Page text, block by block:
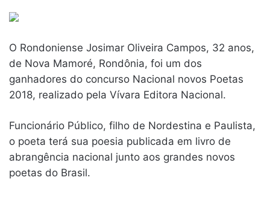
O Rondoniense Josimar Oliveira Campos, 32 anos,
de Nova Mamoré, Rondônia, foi um dos
ganhadores do concurso Nacional novos Poetas
2018, realizado pela Vívara Editora Nacional.
Funcionário Público, filho de Nordestina e Paulista,
o poeta terá sua poesia publicada em livro de
abrangência nacional junto aos grandes novos
poetas do Brasil.